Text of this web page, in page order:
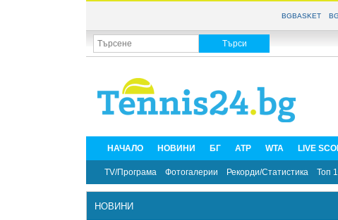
BGBASKET
НАЧАЛО НОВИНИ БГ ATP WTA LIVE
TV/Програма Фотогалерии Рекорди/Статистика Топ
НОВИНИ